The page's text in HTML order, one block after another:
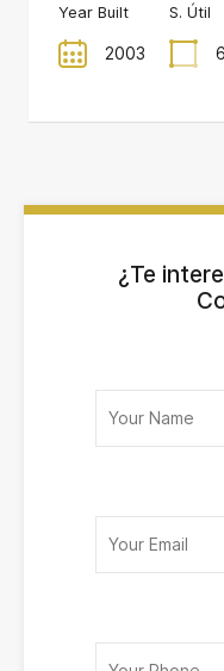
Year Built
2003
S. Útil
¿Te